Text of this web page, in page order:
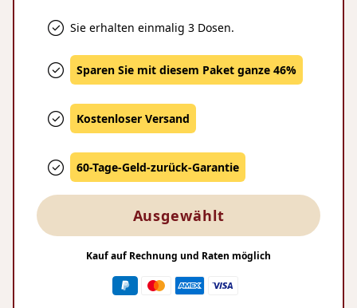
Sie erhalten einmalig 3 Dosen.
Sparen Sie mit diesem Paket ganze 46%
Kostenloser Versand
60-Tage-Geld-zurück-Garantie
Ausgewählt
Kauf auf Rechnung und Raten möglich